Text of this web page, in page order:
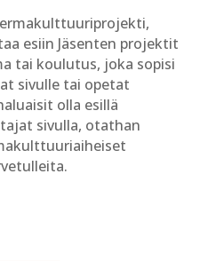
esiin Jäsenten projektit
tai koulutus, joka sopisi
sivulle tai opetat
olla esillä
sivulla, otathan